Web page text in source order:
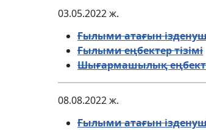
03.05.2022 ж.
Ғылыми атағын
Ғылыми еңбектер тізімі
Шығармашылық
08.08.2022 ж.
Ғылыми атағын